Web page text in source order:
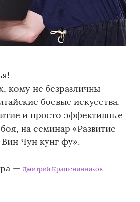
кому не безразличны
боевые искусства,
и просто эффективные
на семинар «Развитие
Вин Чун кунг фу».
— Дмитрий Крашенинников